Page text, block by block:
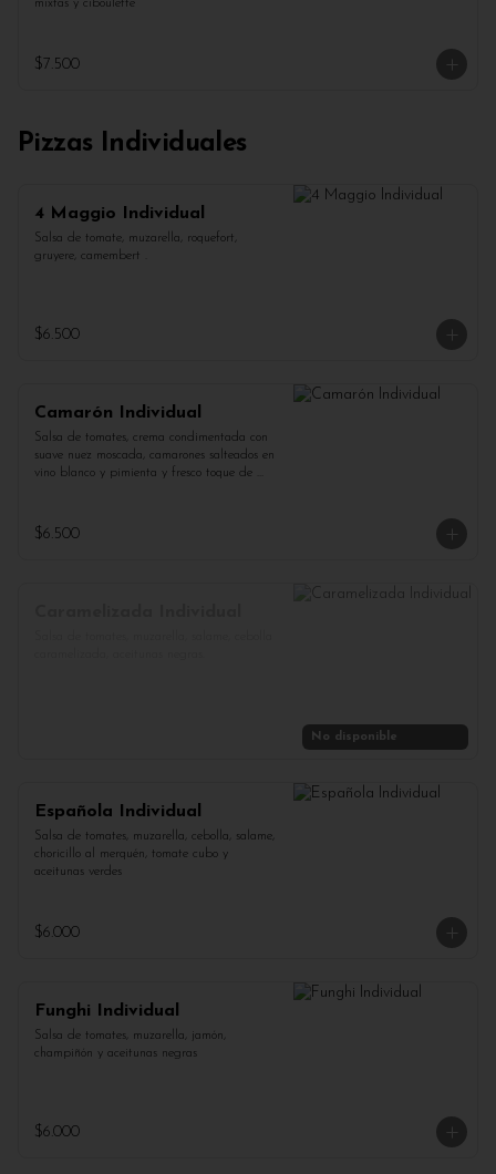
mixtas y ciboulette
$7.500
Pizzas Individuales
4 Maggio Individual
Salsa de tomate, muzarella, roquefort,
gruyere, camembert .
$6.500
Camarón Individual
Salsa de tomates, crema condimentada con
suave nuez moscada, camarones salteados en
vino blanco y pimienta y fresco toque de
$6.500
No disponible
Española Individual
Salsa de tomates, muzarella, cebolla, salame,
choricillo al merquén, tomate cubo y
aceitunas verdes
$6.000
Funghi Individual
Salsa de tomates, muzarella, jamón,
champiñón y aceitunas negras
$6.000